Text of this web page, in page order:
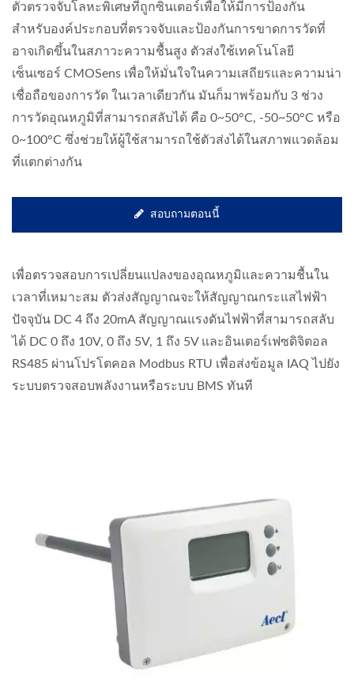
ตัวตรวจจับโลหะพิเศษที่ถูกซินเตอร์เพื่อให้มีการป้องกัน
สำหรับองค์ประกอบที่ตรวจจับและป้องกันการขาดการวัดที่
อาจเกิดขึ้นในสภาวะความชื้นสูง ตัวส่งใช้เทคโนโลยี
เซ็นเซอร์ CMOSens เพื่อให้มั่นใจในความเสถียรและความน่า
เชื่อถือของการวัด ในเวลาเดียวกัน มันก็มาพร้อมกับ 3 ช่วง
การวัดอุณหภูมิที่สามารถสลับได้ คือ 0~50°C, -50~50°C หรือ
0~100°C ซึ่งช่วยให้ผู้ใช้สามารถใช้ตัวส่งได้ในสภาพแวดล้อม
ที่แตกต่างกัน
สอบถามตอนนี้
เพื่อตรวจสอบการเปลี่ยนแปลงของอุณหภูมิและความชื้นใน
เวลาที่เหมาะสม ตัวส่งสัญญาณจะให้สัญญาณกระแสไฟฟ้า
ปัจจุบัน DC 4 ถึง 20mA สัญญาณแรงดันไฟฟ้าที่สามารถสลับ
ได้ DC 0 ถึง 10V, 0 ถึง 5V, 1 ถึง 5V และอินเตอร์เฟซดิจิตอล
RS485 ผ่านโปรโตคอล Modbus RTU เพื่อส่งข้อมูล IAQ ไปยัง
ระบบตรวจสอบพลังงานหรือระบบ BMS ทันที